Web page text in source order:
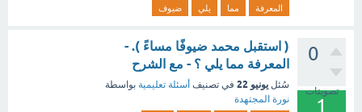
المعرفة
مما يلي ضيوف
0
تصويتات
1
( استقبل محمد ضيوفًا مساءً ). -
المعرفة مما يلي ؟ - مع الشرح
سُئل يونيو 22 في تصنيف أسئلة تعليمية بواسطة
نورة المجتهدة